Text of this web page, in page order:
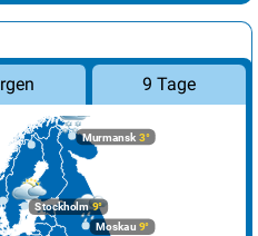
9 Tage
Stockholm9°
Moskau 9°
Murmansk 3°